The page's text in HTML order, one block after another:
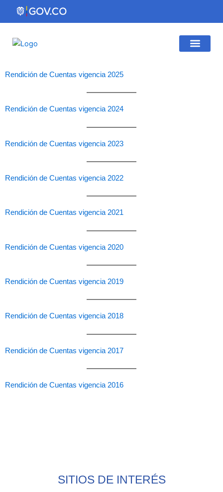
Rendición de Cuentas vigencia 2025
Rendición de Cuentas vigencia 2024
Rendición de Cuentas vigencia 2023
Rendición de Cuentas vigencia 2022
Rendición de Cuentas vigencia 2021
Rendición de Cuentas vigencia 2020
Rendición de Cuentas vigencia 2019
Rendición de Cuentas vigencia 2018
Rendición de Cuentas vigencia 2017
Rendición de Cuentas vigencia 2016
SITIOS DE INTERÉS